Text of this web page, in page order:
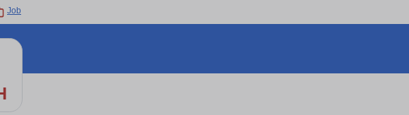
Job